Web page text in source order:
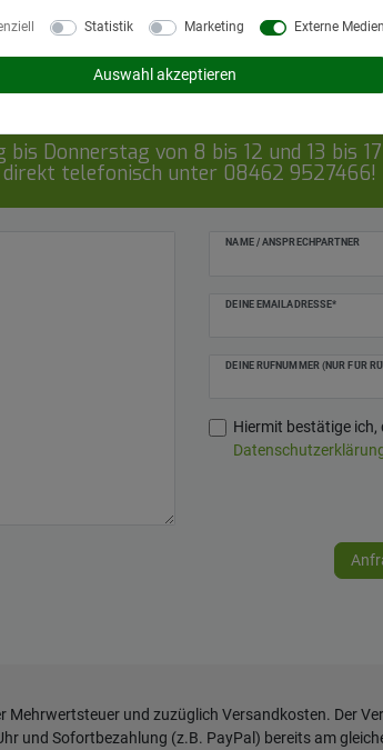
Donnerstag von 8 bis 12 und 13 bis
direkt telefonisch unter 08462 9527466!
NAME / ANSPRECHPARTNER
DEINE EMAILADRESSE*
DEINE RUFNUMMER (NUR FÜR
Hiermit bestätige ich,
Mehrwertsteuer und zuzüglich Versandkosten. Der
und Sofortbezahlung (z.B. PayPal) bereits am
Statistik Marketing Externe Medien
Auswahl akzeptieren